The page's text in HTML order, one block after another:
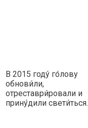
В 2015 году́ го́лову
обнови́ли,
отреставри́ровали и
прину́дили свети́ться.